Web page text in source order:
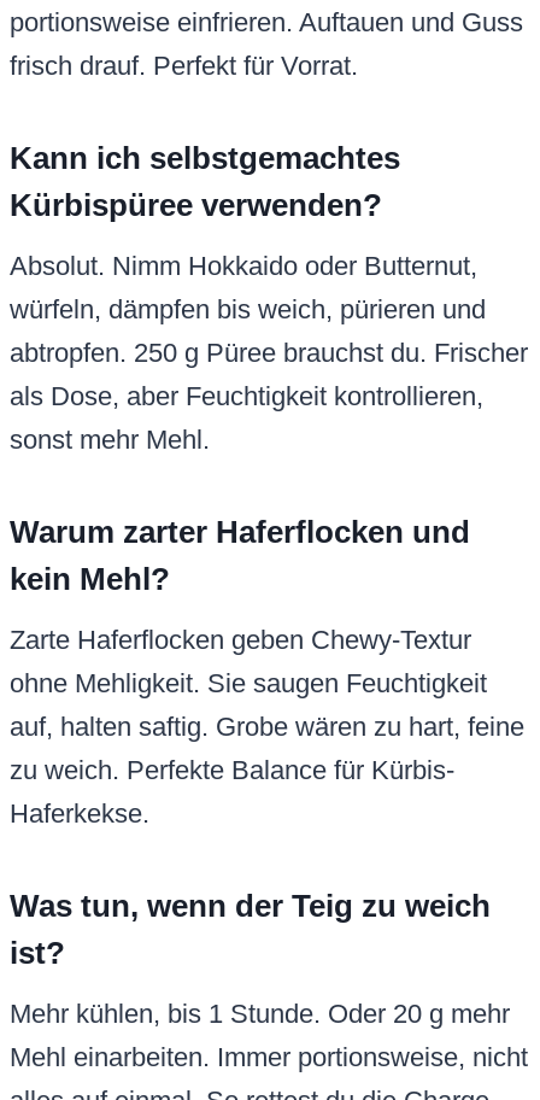
portionsweise einfrieren. Auftauen und Guss
frisch drauf. Perfekt für Vorrat.
Kann ich selbstgemachtes
Kürbispüree verwenden?
Absolut. Nimm Hokkaido oder Butternut,
würfeln, dämpfen bis weich, pürieren und
abtropfen. 250 g Püree brauchst du. Frischer
als Dose, aber Feuchtigkeit kontrollieren,
sonst mehr Mehl.
Warum zarter Haferflocken und
kein Mehl?
Zarte Haferflocken geben Chewy-Textur
ohne Mehligkeit. Sie saugen Feuchtigkeit
auf, halten saftig. Grobe wären zu hart, feine
zu weich. Perfekte Balance für Kürbis-
Haferkekse.
Was tun, wenn der Teig zu weich
ist?
Mehr kühlen, bis 1 Stunde. Oder 20 g mehr
Mehl einarbeiten. Immer portionsweise, nicht